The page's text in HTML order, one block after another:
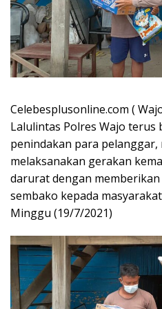
Celebesplusonline.com (
Lalulintas Polres Wajo terus
penindakan para
melaksanakan gerakan
darurat dengan
sembako kepada
Minggu (19/7/2021)